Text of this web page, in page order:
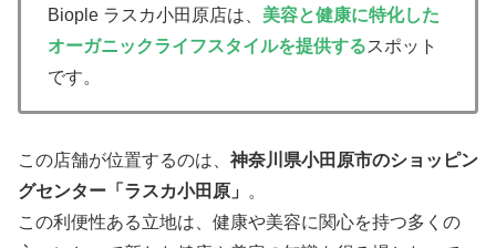
Biople ラスカ小田原店は、 美容と健康に特化した
オーガニックライフスタイルを提供するスポット
です。
この店舗が位置するのは、 神奈川県小田原市のショッピン
グセンター「ラスカ小田原」 。
この利便性ある立地は、健康や美容に関心を持つ多くの